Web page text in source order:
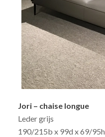
Jori – chaise longue
Leder grijs
190/215b x 99d x 69/95h